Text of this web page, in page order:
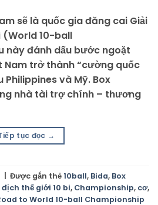
sẽ là quốc gia đăng cai Giải
(World 10-ball
này đánh dấu bước ngoặt
Nam trở thành “cường quốc
và Mỹ. Box
nhà tài trợ chính – thương
tục đọc →
Được gắn thẻ 10ball, Bida, Box
thế giới 10 bi, Championship, cơ,
to World 10-ball Championship